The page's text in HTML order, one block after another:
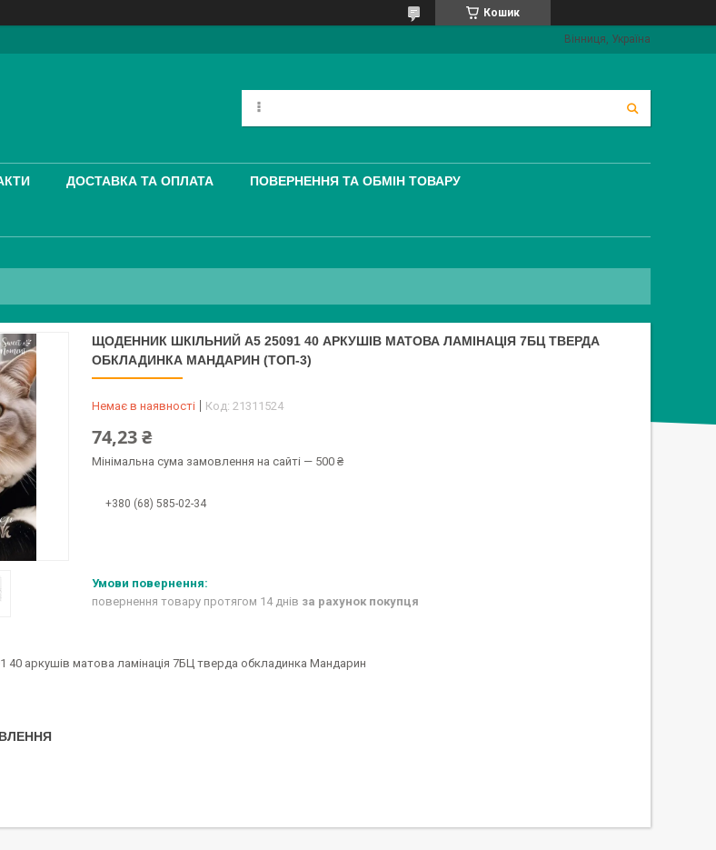
Кошик
Вінниця, Україна
ДОСТАВКА ТА ОПЛАТА ПОВЕРНЕННЯ ТА ОБМІН ТОВАРУ
ЩОДЕННИК ШКІЛЬНИЙ A5 25091 40 АРКУШІВ МАТОВА ЛАМІНАЦІЯ 7БЦ ТВЕРДА
ОБКЛАДИНКА МАНДАРИН (ТОП-3)
Немає в наявності Код: 21311524
74,23 ₴
Мінімальна сума замовлення на сайті — 500 ₴
+380 (68) 585-02-34
повернення товару протягом 14 днів за рахунок покупця
40 аркушів матова ламінація 7БЦ тверда обкладинка Мандарин